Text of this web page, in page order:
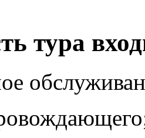
тура